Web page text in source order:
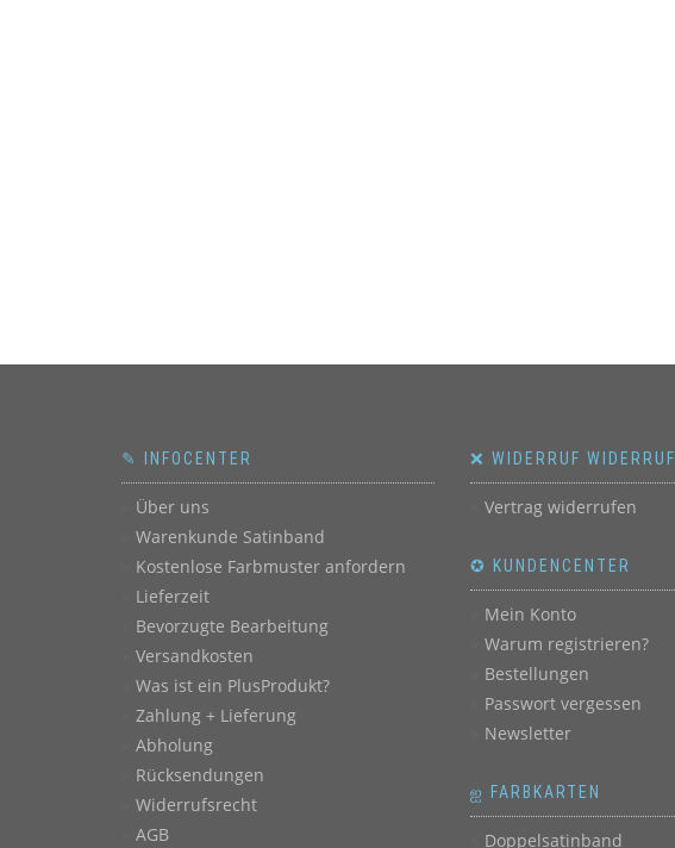
✎ INFOCENTER
Über uns
Warenkunde Satinband
Kostenlose Farbmuster anfordern
Lieferzeit
Bevorzugte Bearbeitung
Versandkosten
Was ist ein PlusProdukt?
Zahlung + Lieferung
Abholung
Rücksendungen
Widerrufsrecht
AGB
❌ WIDERRUF WIDERRUF
Vertrag widerrufen
✪ KUNDENCENTER
Mein Konto
Warum registrieren?
Bestellungen
Passwort vergessen
Newsletter
ஐ FARBKARTEN
Doppelsatinband